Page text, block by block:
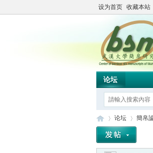
设为首页 收藏本站
论坛
论坛 簡帛